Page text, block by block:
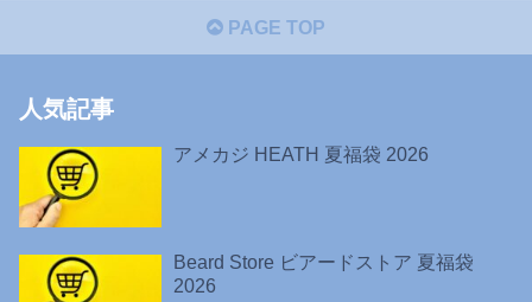
PAGE TOP
人気記事
アメカジ HEATH 夏福袋 2026
Beard Store ビアードストア 夏福袋
2026